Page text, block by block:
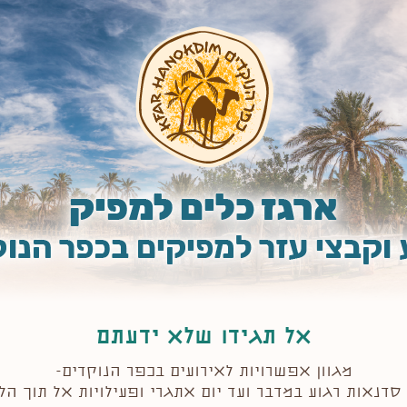
אל תגידו שלא ידעתם
מגוון אפשרויות לאירועים בכפר הנוקדים-
סדנאות רגוע במדבר ועד יום אתגרי ופעילויות אל תוך